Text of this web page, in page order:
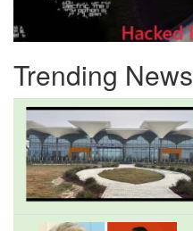
Trending News